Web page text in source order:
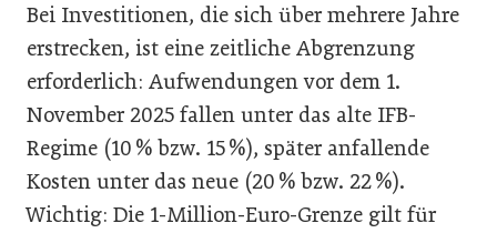
Bei Investitionen, die sich über mehrere Jahre
erstrecken, ist eine zeitliche Abgrenzung
erforderlich: Aufwendungen vor dem 1.
November 2025 fallen unter das alte IFB-
Regime (10 % bzw. 15 %), später anfallende
Kosten unter das neue (20 % bzw. 22 %).
Wichtig: Die 1-Million-Euro-Grenze gilt für